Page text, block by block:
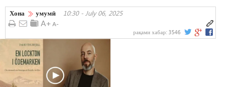
Хона умумӣ 10:30 - July 06, 2025
рақами хабар: 3546